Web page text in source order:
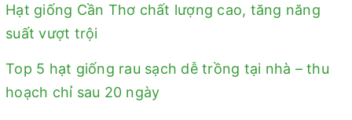
Hạt giống Cần Thơ chất lượng cao, tăng năng
suất vượt trội
Top 5 hạt giống rau sạch dễ trồng tại nhà – thu
hoạch chỉ sau 20 ngày